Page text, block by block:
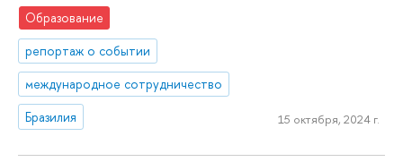
Образование
репортаж о событии
международное сотрудничество
Бразилия
15 октября, 2024 г.